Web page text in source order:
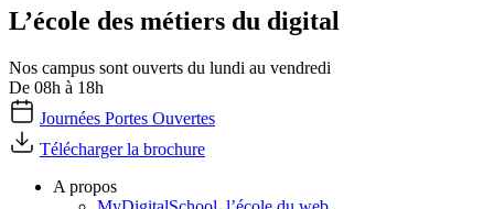
L’école des métiers du digital
Nos campus sont ouverts du lundi au vendredi
De 08h à 18h
Journées Portes Ouvertes
Télécharger la brochure
A propos